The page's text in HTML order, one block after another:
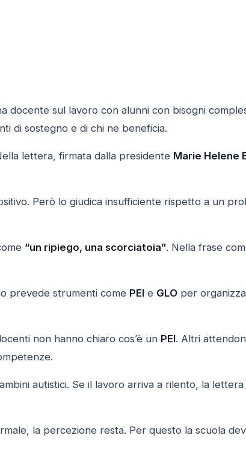
sul lavoro con alunni con bisogni
di sostegno e di chi ne beneficia.
lettera, firmata dalla presidente Marie Helene
Però lo giudica insufficiente rispetto a un
“un ripiego, una scorciatoia”. Nella frase
prevede strumenti come PEIe GLOper
non hanno chiaro cos’è un PEI. Altri
autistici. Se il lavoro arriva a rilento, la
la percezione resta. Per questo la scuola